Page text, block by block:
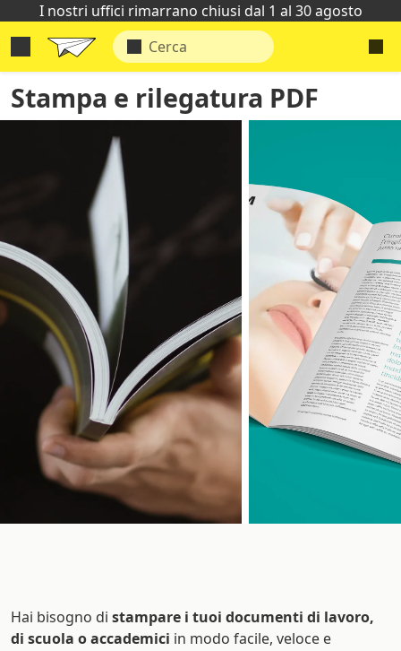
I nostri uffici rimarrano chiusi dal 1 al 30 agosto
Stampa e rilegatura PDF
Hai bisogno di stampare i tuoi documenti di lavoro,
di scuola o accademici in modo facile, veloce e